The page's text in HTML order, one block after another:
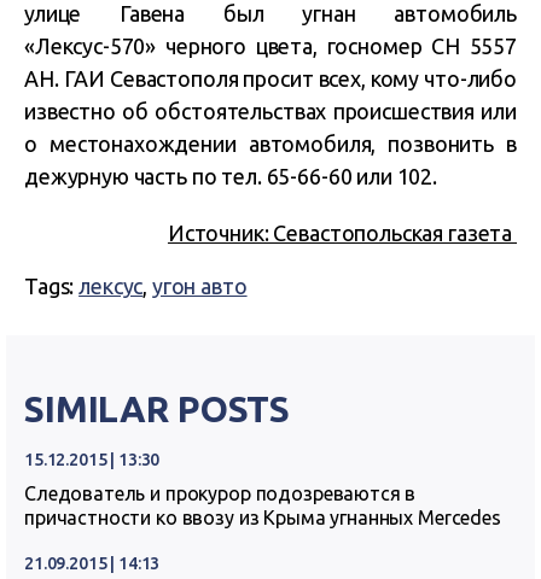
улице Гавена был угнан автомобиль
«Лексус-570» черного цвета, госномер СН 5557
АН. ГАИ Севастополя просит всех, кому что-либо
известно об обстоятельствах происшествия или
о местонахождении автомобиля, позвонить в
дежурную часть по тел. 65-66-60 или 102.
Источник: Севастопольская газета
Tags:лексус, угон авто
SIMILAR POSTS
15.12.2015 | 13:30
Следователь и прокурор подозреваются в
причастности ко ввозу из Крыма угнанных Mercedes
21.09.2015 | 14:13